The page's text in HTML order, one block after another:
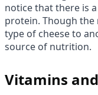
notice that there is
protein. Though
type of cheese to
source of nutrition.
Vitamins